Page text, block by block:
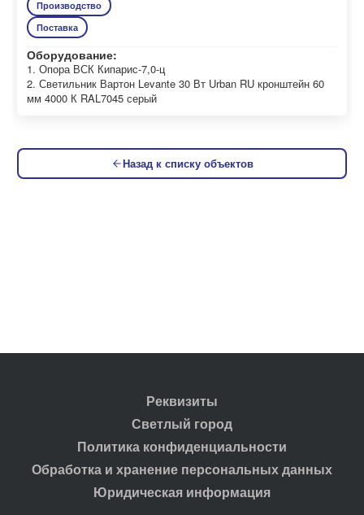
Производство
Поставка
Оборудование:
1. Опора ВСК Кипарис-7,0-ц
2. Светильник Вартон Levante 30 Вт Urban RU кронштейн 60
мм 4000 К RAL7045 серый
Назад к списку объектов
Реквизиты
Светлый город
Политика конфиденциальности
Обработка и хранение персональных данных
Юридическая информация